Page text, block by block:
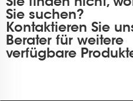
Sie suchen?
Kontaktieren Sie
Berater für weitere
verfügbare